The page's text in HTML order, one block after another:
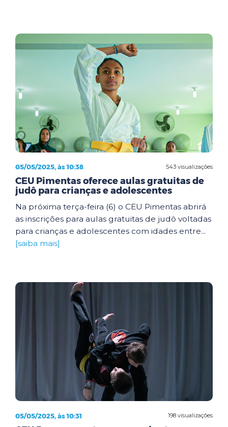
543 visualizações
05/05/2025, às 10:38
CEU Pimentas oferece aulas gratuitas de
judô para crianças e adolescentes
Na próxima terça-feira (6) o CEU Pimentas abrirá
as inscrições para aulas gratuitas de judô voltadas
para crianças e adolescentes com idades entre...
[saiba mais]
198 visualizações
05/05/2025, às 10:31